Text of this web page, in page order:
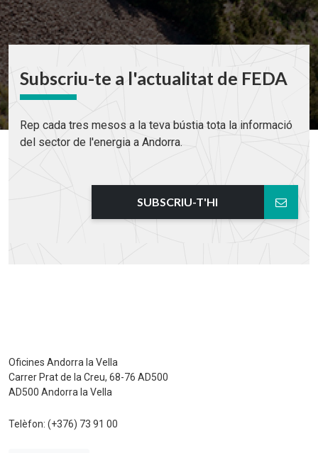
Subscriu-te a l'actualitat de FEDA
Rep cada tres mesos a la teva bústia tota la informació
del sector de l'energia a Andorra.
SUBSCRIU-T'HI
Oficines Andorra la Vella
Carrer Prat de la Creu, 68-76 AD500
AD500 Andorra la Vella
Telèfon: (+376) 73 91 00